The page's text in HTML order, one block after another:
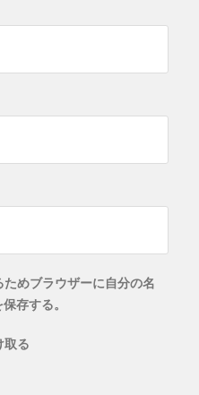
めブラウザーに自分の名
存する。
取る